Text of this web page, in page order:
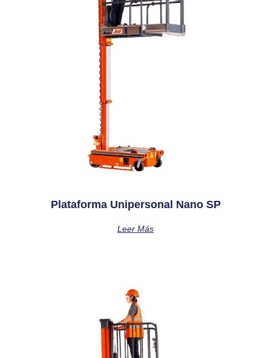
Plataforma Unipersonal Nano SP
Leer Más